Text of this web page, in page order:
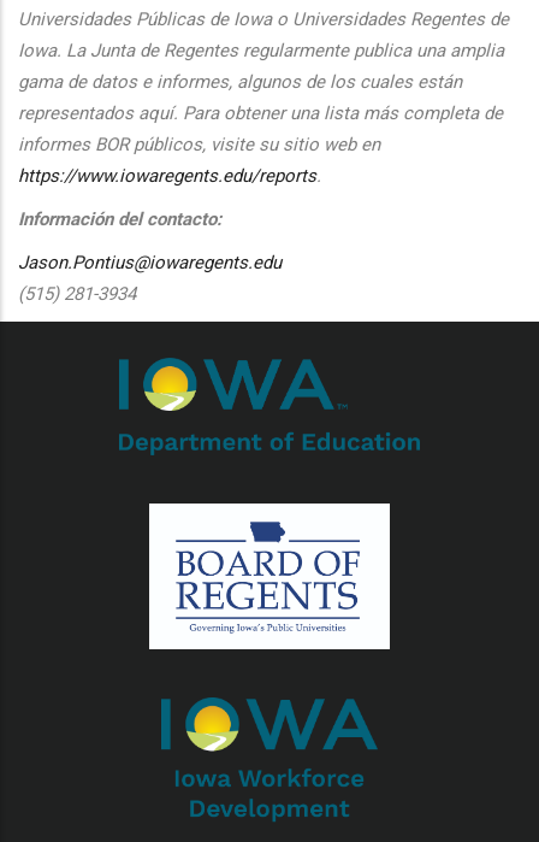
Universidades Públicas de Iowa o Universidades Regentes de
Iowa. La Junta de Regentes regularmente publica una amplia
gama de datos e informes, algunos de los cuales están
representados aquí. Para obtener una lista más completa de
informes BOR públicos, visite su sitio web en
https://www.iowaregents.edu/reports.
Información del contacto:
Jason.Pontius@iowaregents.edu
(515) 281-3934